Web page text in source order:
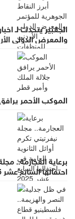
الجغبير يتحدث لـ
والمعرض الدولي
الموكب الأحمر
برعاية العجارمة..
احتفالها السابع عشر 2025